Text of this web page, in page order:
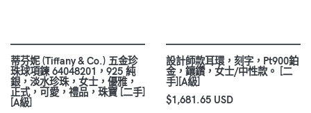
蒂芬妮 (Tiffany & Co.) 五金珍
珠球項鍊 64048201，925 純
銀，淡水珍珠，女士，優雅，
正式，可愛，禮品，珠寶 [二手]
[A級]
設計師款耳環，刻字，Pt900鉑
金，鑲鑽，女士/中性款。 [二
手][A級]
$1,681.65 USD